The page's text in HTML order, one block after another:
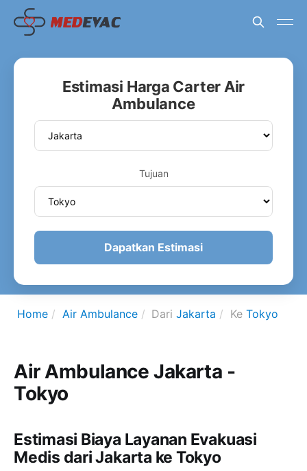
Estimasi Harga Carter Air
Ambulance
Tujuan
Dapatkan Estimasi
Home Air Ambulance Dari Jakarta Ke Tokyo
Air Ambulance Jakarta -
Tokyo
Estimasi Biaya Layanan Evakuasi
Medis dari Jakarta ke Tokyo